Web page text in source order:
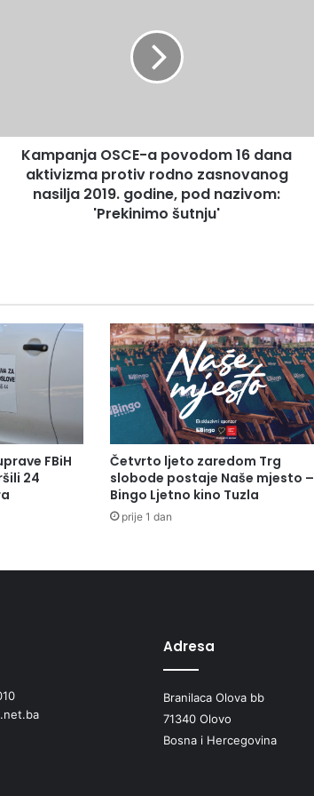
Kampanja OSCE-a povodom 16 dana
aktivizma protiv rodno zasnovanog
nasilja 2019. godine, pod nazivom:
'Prekinimo šutnju'
FBiH
24
Četvrto ljeto zaredom Trg
slobode postaje Naše mjesto –
Bingo Ljetno kino Tuzla
prije 1 dan
Adresa
Branilaca Olova bb
71340 Olovo
Bosna i Hercegovina